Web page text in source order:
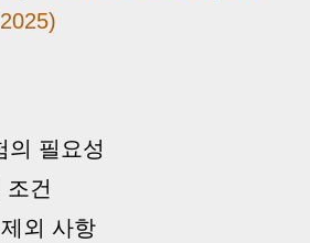
의 필요성
조건
외 사항